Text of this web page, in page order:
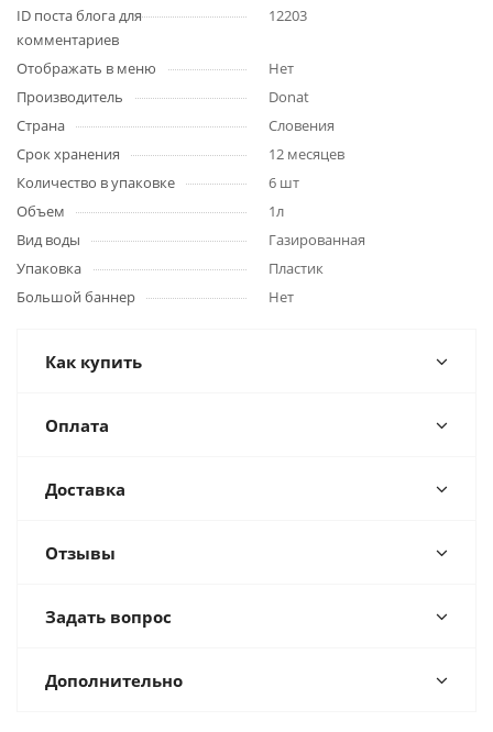
ID поста блога для
комментариев
12203
Отображать в меню
Нет
Производитель
Donat
Страна
Словения
Срок хранения
12 месяцев
Количество в упаковке
6 шт
Объем
1л
Вид воды
Газированная
Упаковка
Пластик
Большой баннер
Нет
Как купить
Оплата
Доставка
Отзывы
Задать вопрос
Дополнительно